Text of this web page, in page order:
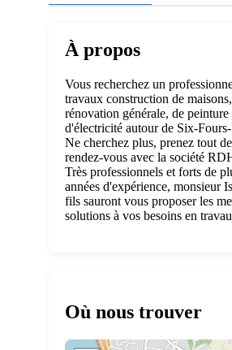
À propos
Vous recherchez un
travaux construction de
rénovation générale, de peinture
d'électricité autour de Six-
Ne cherchez plus, prenez tout
rendez-vous avec la société
Très professionnels et forts de
années d'expérience, monsieur
fils sauront vous proposer les
solutions à vos besoins en
Où nous trouver